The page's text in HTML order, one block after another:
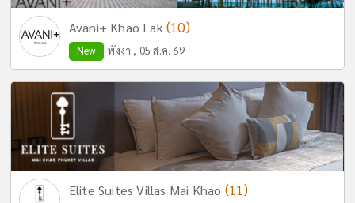
Avani+ Khao Lak (10)
New พังงา , 05 ส.ค. 69
Elite Suites Villas Mai Khao (11)